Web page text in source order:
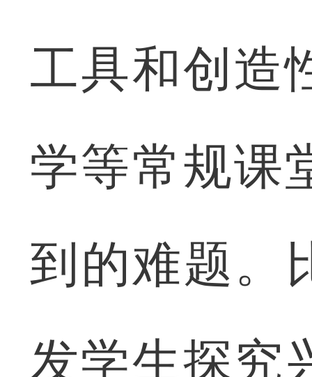
工具和创造
学等常规课
到的难题。
发学生探究